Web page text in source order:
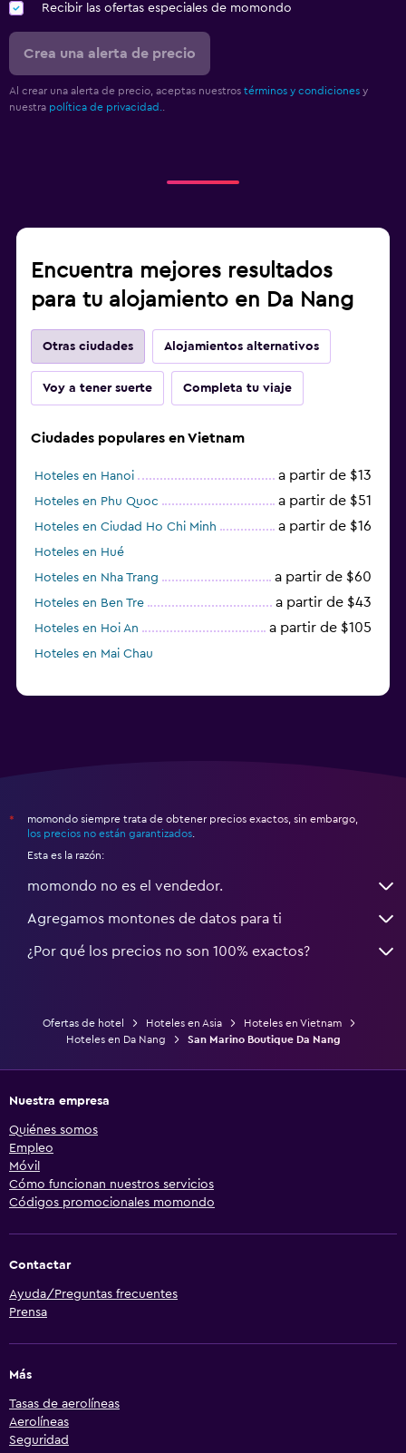
Recibir las ofertas especiales de momondo
Crea una alerta de precio
Al crear una alerta de precio, aceptas nuestros términos y condiciones y
nuestra política de privacidad.
Encuentra mejores resultados
para tu alojamiento en Da Nang
Otras ciudades Alojamientos alternativos
Voy a tener suerte Completa tu viaje
Ciudades populares en Vietnam
Hoteles en Hanoi a partir de $13
Hoteles en Phu Quoc a partir de $51
Hoteles en Ciudad Ho Chi Minh a partir de $16
Hoteles en Hué
Hoteles en Nha Trang
a partir de $60
Hoteles en Ben Tre a partir de $43
Hoteles en Hoi An a partir de $105
Hoteles en Mai Chau
*
momondo siempre trata de obtener precios exactos, sin embargo,
los precios no están garantizados
Esta es la razón:
momondo no es el vendedor.
Agregamos montones de datos para ti
¿Por qué los precios no son 100% exactos?
Ofertas de hotel Hoteles en Asia
Hoteles en Vietnam
Hoteles en Da Nang
San Marino Boutique Da Nang
Nuestra empresa
Quiénes somos
Empleo
Móvil
Cómo funcionan nuestros servicios
Códigos promocionales momondo
Contactar
Ayuda/Preguntas frecuentes
Prensa
Más
Tasas de aerolíneas
Aerolíneas
Seguridad